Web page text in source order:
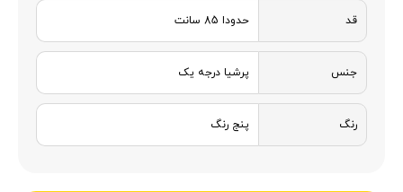
قد حدودا 85 سانت
جنس پرشیا درجه یک
رنگ پنج رنگ